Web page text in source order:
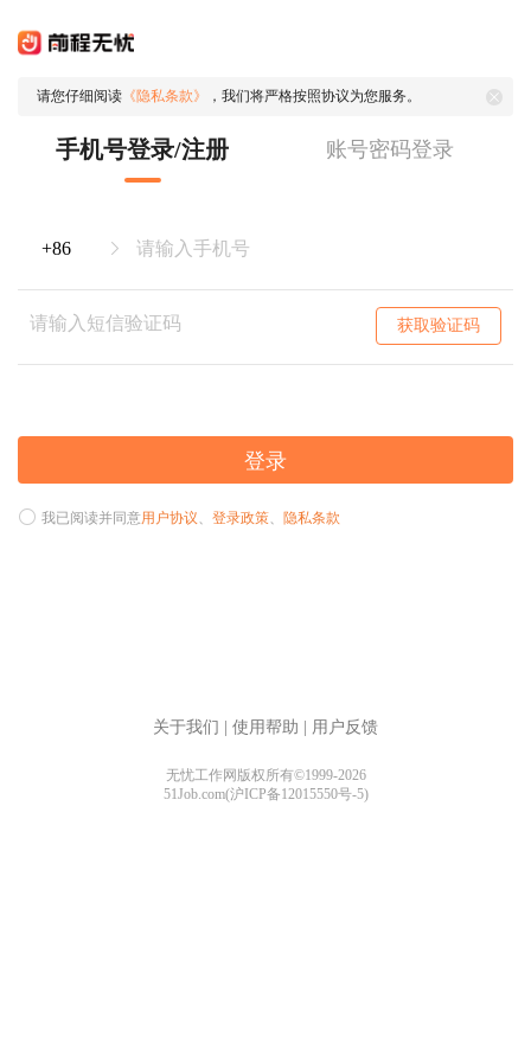
请您仔细阅读 《隐私条款》 ，我们将严格按照协议为您服务。
手机号登录/注册 账号密码登录
获取验证码
登录
我已阅读并同意用户协议、 登录政策、 隐私条款
关于我们 使用帮助 用户反馈
无忧工作网版权所有©1999-2026
51Job.com(沪ICP备12015550号-5)